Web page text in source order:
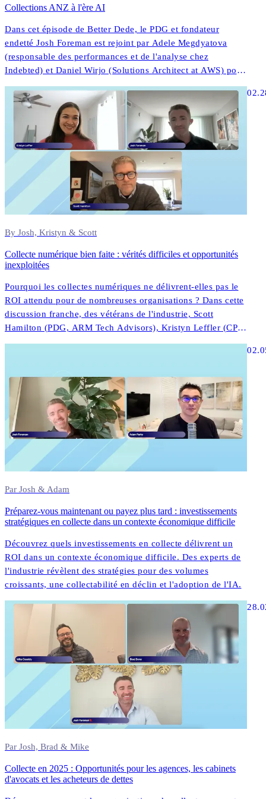
Collections ANZ à l'ère AI
Dans cet épisode de Better Dede, le PDG et fondateur
endetté Josh Foreman est rejoint par Adele Megdyatova
(responsable des performances et de l'analyse chez
Indebted) et Daniel Wirjo (Solutions Architect at AWS) pour
explorer la façon dont les collections à AI et les stratégies
numériques d'abord transforment l'engagement des clients
dans ANZ.
By Josh, Kristyn & Scott
Collecte numérique bien faite : vérités difficiles et opportunités
inexploitées
Pourquoi les collectes numériques ne délivrent-elles pas le
ROI attendu pour de nombreuses organisations ? Dans cette
discussion franche, des vétérans de l'industrie, Scott
Hamilton (PDG, ARM Tech Advisors), Kristyn Leffler (CPO,
Par Josh & Adam
Préparez-vous maintenant ou payez plus tard : investissements
stratégiques en collecte dans un contexte économique difficile
Découvrez quels investissements en collecte délivrent un
ROI dans un contexte économique difficile. Des experts de
l'industrie révèlent des stratégies pour des volumes
croissants, une collectabilité en déclin et l'adoption de l'IA.
Par Josh, Brad & Mike
Collecte en 2025 : Opportunités pour les agences, les cabinets
d'avocats et les acheteurs de dettes